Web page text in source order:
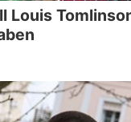
Louis